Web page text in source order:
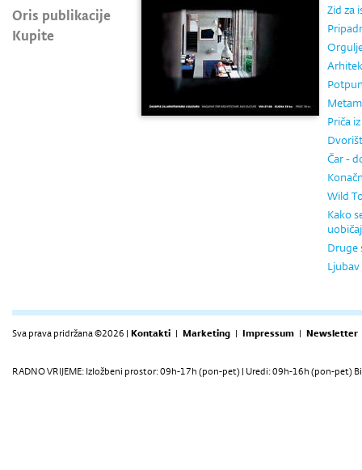
Oris publikacije
Kupite
Zid za
Priča
Čar -
Wild
Kako
Druge
Sva prava pridržana ©2026 | Kontakti | Marketing | Impressum | Newsletter
RADNO VRIJEME: Izložbeni prostor: 09h-17h (pon-pet) | Uredi: 09h-16h (pon-pet)